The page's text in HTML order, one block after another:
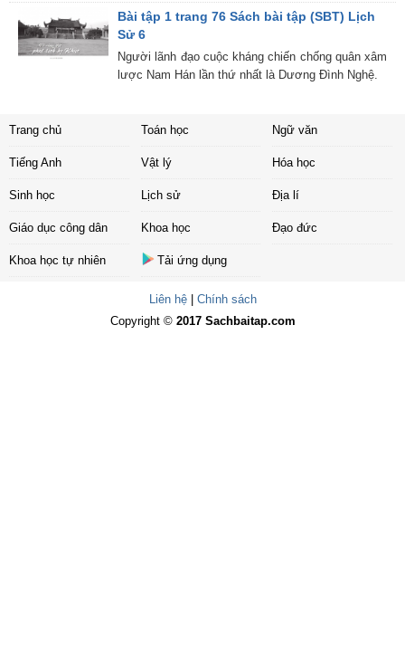
Bài tập 1 trang 76 Sách bài tập (SBT) Lịch
Sử 6
Người lãnh đạo cuộc kháng chiến chống quân xâm
lược Nam Hán lần thứ nhất là Dương Đình Nghệ.
Trang chủ Toán học Ngữ văn
Tiếng Anh Vật lý Hóa học
Sinh học Lịch sử Địa lí
Giáo dục công dân Khoa học Đạo đức
Khoa học tự nhiên Tải ứng dụng
Liên hệ| Chính sách
Copyright © 2017 Sachbaitap.com